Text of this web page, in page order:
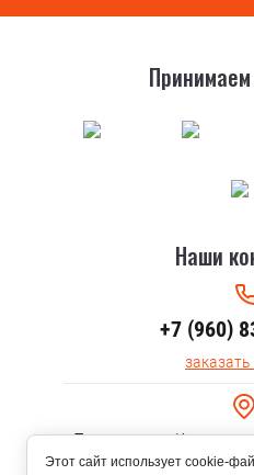
Наши
+7 (960)
г.Тольятти, ул.
Этот сайт использует cookie-